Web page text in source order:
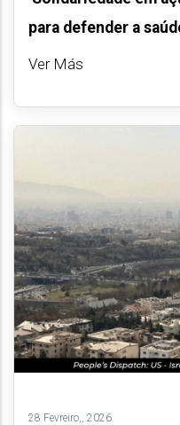
para defender a
Ver Más
28 Fevreiro,, 2026